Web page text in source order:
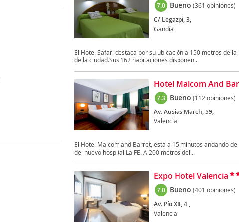
7.0 Bueno (361 opiniones)
C/ Legazpi, 3,
Gandía
El Hotel Safari destaca por su ubicación a 150 metros de
de la ciudad.Sus 162 habitaciones disponen...
Hotel Malcom And
7.3 Bueno (112 opiniones)
Av. Ausias March, 59,
Valencia
El Hotel Malcom and Barret, está a 15 minutos andando
del nuevo hospital La FE. A 200 metros del...
Expo Hotel Valencia
7.0 Bueno (401 opiniones)
Av. Pío XII, 4 ,
Valencia